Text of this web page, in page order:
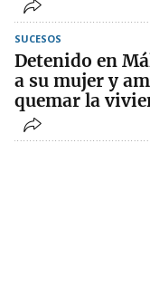
SUCESOS
Detenido en
a su mujer y
quemar la